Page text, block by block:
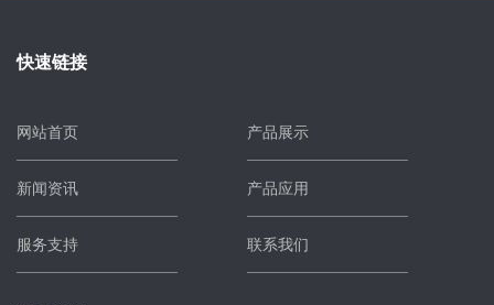
快速链接
网站首页 产品展示
新闻资讯 产品应用
服务支持 联系我们